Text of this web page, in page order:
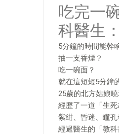
吃完一
科醫生
​5分鐘的時間能幹
抽一支香煙？
吃一碗面？
就在這短短5分鐘
25歲的北方姑娘曉
經歷了一道「生死
紫紺、昏迷、瞳
經過醫生的「教